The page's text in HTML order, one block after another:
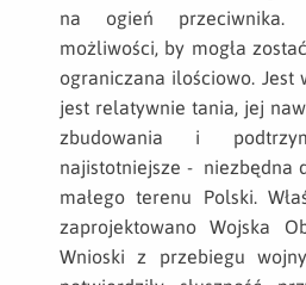
na ogień
możliwości, by mogła
ograniczana ilościowo. Jest
jest relatywnie tania, jej
zbudowania i
najistotniejsze - niezbędna
małego terenu Polski.
zaprojektowano Wojska
Wnioski z przebiegu